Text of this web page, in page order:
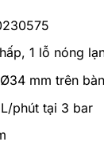
1 lỗ nóng
mm trên
phút tại 3 bar